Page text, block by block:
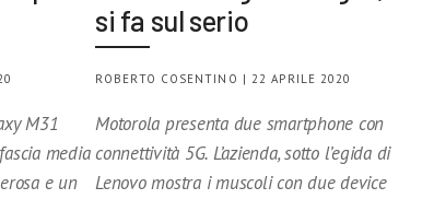
M31
media
e un
si fa sul serio
ROBERTO COSENTINO | 22 APRILE 2020
Motorola presenta due smartphone con
connettività 5G. L’azienda, sotto l’egida di
Lenovo mostra i muscoli con due device